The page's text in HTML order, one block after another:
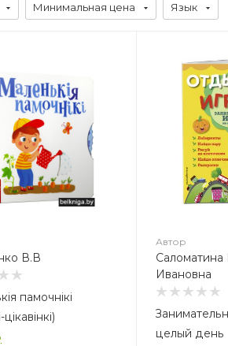
Минимальная цена Язык
В.В
памочнiкi
цiкавiнкi)
Ивановна
Автор
Саломатина
Ивановна
целый день